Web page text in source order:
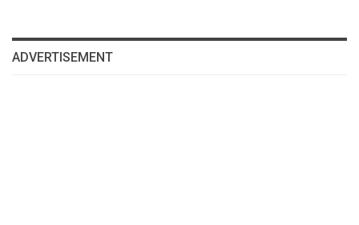
ADVERTISEMENT